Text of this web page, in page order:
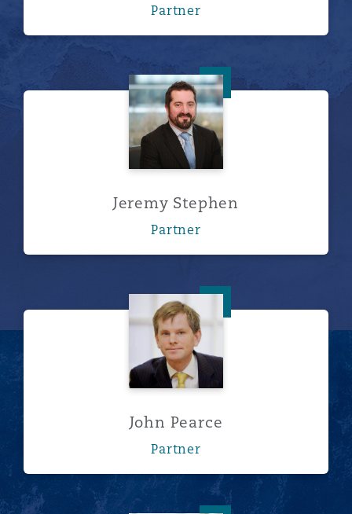
Partner
Jeremy Stephen
Jeremy Stephen
Partner
John Pearce
John Pearce
Partner